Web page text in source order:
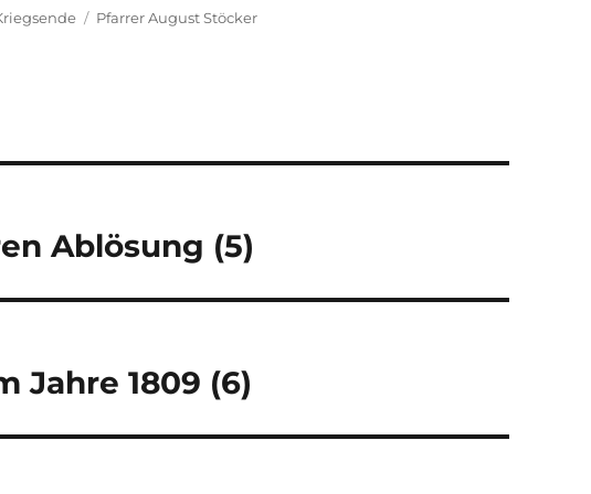
Schlagwörter
Pfarrer August Stöcker
Ablösung (5)
Jahre 1809 (6)